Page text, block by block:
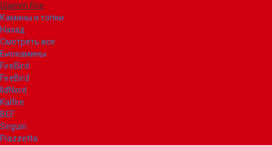
Glamm Fire
Камины и топки
Назад
Смотреть все
Биокамины
FireBird
FireBird
IldNord
Kalfire
BEF
Seguin
Piazzetta